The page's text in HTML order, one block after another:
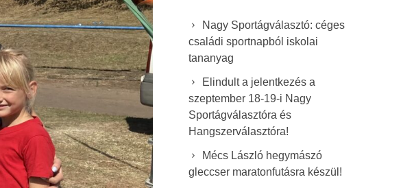
Nagy Sportágválasztó: céges
családi sportnapból iskolai
tananyag
Elindult a jelentkezés a
szeptember 18-19-i Nagy
Sportágválasztóra és
Hangszerválasztóra!
Mécs László hegymászó
gleccser maratonfutásra készül!